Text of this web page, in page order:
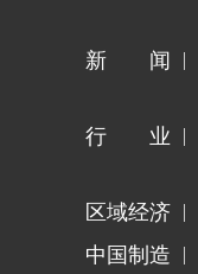
新 闻
行 业
区域经济
中国制造